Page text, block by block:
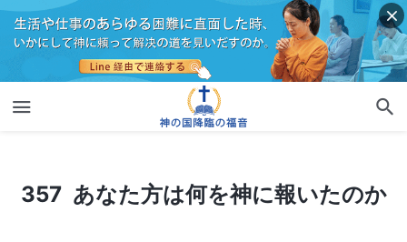
357 あなた方は何を神に報いたのか
357 あなた方は何を神に報いたのか